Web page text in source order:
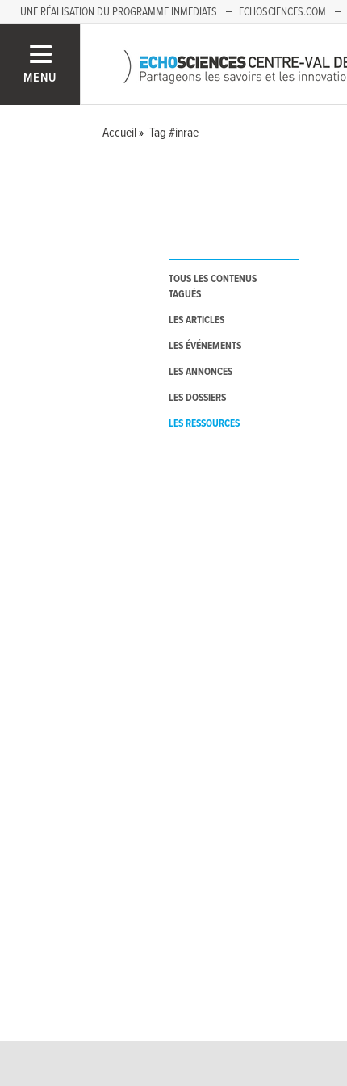
UNE RÉALISATION DU PROGRAMME INMEDIATS ECHOSCIENCES.COM
MENU
Accueil Tag #inrae
TOUS LES CONTENUS
TAGUÉS
LES ARTICLES
LES ÉVÉNEMENTS
LES ANNONCES
LES DOSSIERS
LES RESSOURCES